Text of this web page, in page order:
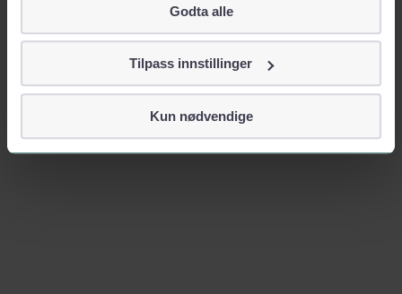
Googles retningslinjer for personvern
Vi tar ditt personvern på alvor
identifiserer deg, som navn eller telefonnummer.
Godta alle
Tilpass innstillinger
Kun nødvendige